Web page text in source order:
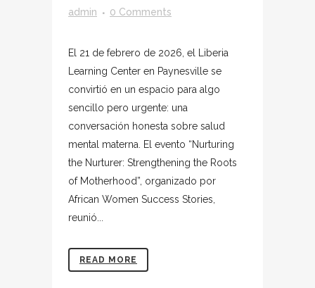
admin
0 Comments
El 21 de febrero de 2026, el Liberia
Learning Center en Paynesville se
convirtió en un espacio para algo
sencillo pero urgente: una
conversación honesta sobre salud
mental materna. El evento “Nurturing
the Nurturer: Strengthening the Roots
of Motherhood”, organizado por
African Women Success Stories,
reunió...
READ MORE